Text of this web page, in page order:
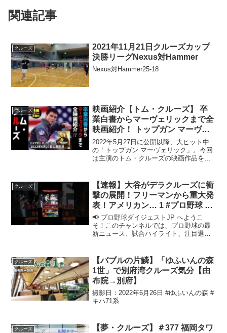
関連記事
クルーズ
2021年11月21日クルーズカップ
決勝リーグNexus対Hammer
Nexus対Hammer25-18
クルーズ
映画紹介【トム・クルーズ】 卒
業白書からマーヴェリックまで全
映画紹介！ トップガン マーヴェ
リック公開記念 ミッション・イ
ンポッシブル イーサン・ハント
Tom Cruise Top Gun
2022年5月27日に公開以降、大ヒット中
の「トップガン マーヴェリック」。今回
は主演のトム・クルーズの映画作品を紹
クルーズ
【速報】大谷がデラクルーズに衝
撃の展開！フリーマンから重大発
表！アメリカン… 1 #プロ野球 #
プロ野球ニュース #野球 #プロ野
球 #プロ野球ニュース #野球
📢 プロ野球ダイジェストJP へようこ
そ！このチャンネルでは、プロ野球の最
新ニュース、試合ハイライト、注目選手
お届けします。#プロ野球 #プロ野球速報
#プロ野球ニュー...
クルーズ
【バブルの片鱗】「ゆふいんの森
1世」で別府湾クルーズ気分【由
布院→別府】
撮影日：2022年6月26日 #ゆふいんの森 #
キハ71系
クルーズ
【夢・クルーズ】＃377 福岡タワ